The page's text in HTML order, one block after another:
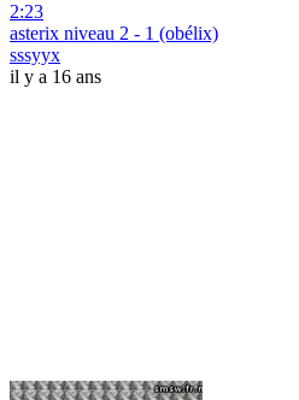
2:23
asterix niveau 2 - 1 (obélix)
sssyyx
il y a 16 ans